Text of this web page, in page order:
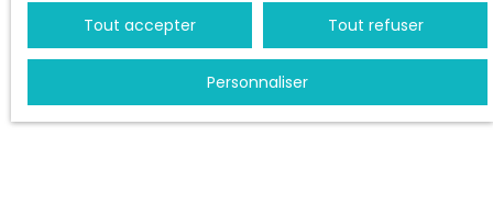
Mentions légales
Politique de confidentialité
Tout accepter Tout refuser
Personnaliser